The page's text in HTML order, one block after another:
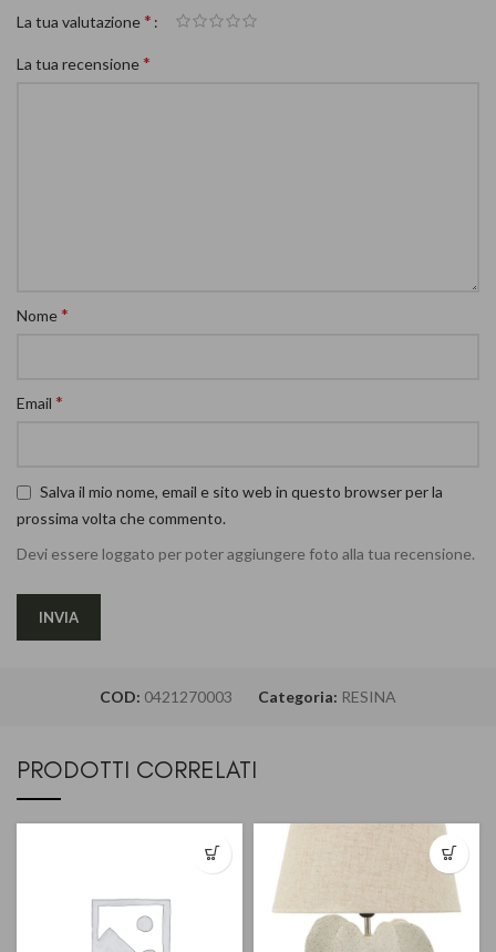
La tua valutazione*
La tua recensione*
Nome*
Email *
Salva il mio nome, email e sito web in questo browser per la
prossima volta che commento.
Devi essere loggato per poter aggiungere foto alla tua recensione.
COD: 0421270003 Categoria: RESINA
PRODOTTI CORRELATI